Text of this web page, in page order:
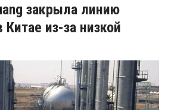
закрыла линию
из-за низкой